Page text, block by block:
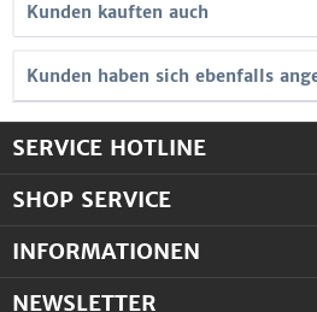
Kunden kauften auch
Kunden haben sich ebenfalls
SERVICE HOTLINE
SHOP SERVICE
INFORMATIONEN
NEWSLETTER